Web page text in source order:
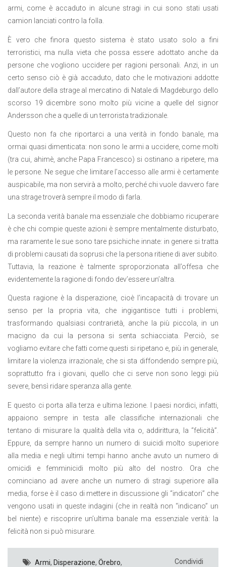
armi, come è accaduto in alcune stragi in cui sono stati usati
camion lanciati contro la folla.
È vero che finora questo sistema è stato usato solo a fini
terroristici, ma nulla vieta che possa essere adottato anche da
persone che vogliono uccidere per ragioni personali. Anzi, in un
certo senso ciò è già accaduto, dato che le motivazioni addotte
dall’autore della strage al mercatino di Natale di Magdeburgo dello
scorso 19 dicembre sono molto più vicine a quelle del signor
Andersson che a quelle di un terrorista tradizionale.
Questo non fa che riportarci a una verità in fondo banale, ma
ormai quasi dimenticata: non sono le armi a uccidere, come molti
(tra cui, ahimè, anche Papa Francesco) si ostinano a ripetere, ma
le persone. Ne segue che limitare l’accesso alle armi è certamente
auspicabile, ma non servirà a molto, perché chi vuole davvero fare
una strage troverà sempre il modo di farla.
La seconda verità banale ma essenziale che dobbiamo ricuperare
è che chi compie queste azioni è sempre mentalmente disturbato,
ma raramente le sue sono tare psichiche innate: in genere si tratta
di problemi causati da soprusi che la persona ritiene di aver subito.
Tuttavia, la reazione è talmente sproporzionata all’offesa che
evidentemente la ragione di fondo dev’essere un’altra.
Questa ragione è la disperazione, cioè l’incapacità di trovare un
senso per la propria vita, che ingigantisce tutti i problemi,
trasformando qualsiasi contrarietà, anche la più piccola, in un
macigno da cui la persona si senta schiacciata. Perciò, se
vogliamo evitare che fatti come questi si ripetano e, più in generale,
limitare la violenza irrazionale, che si sta diffondendo sempre più,
soprattutto fra i giovani, quello che ci serve non sono leggi più
severe, bensì ridare speranza alla gente.
E questo ci porta alla terza e ultima lezione. I paesi nordici, infatti,
appaiono sempre in testa alle classifiche internazionali che
tentano di misurare la qualità della vita o, addirittura, la “felicità”.
Eppure, da sempre hanno un numero di suicidi molto superiore
alla media e negli ultimi tempi hanno anche avuto un numero di
omicidi e femminicidi molto più alto del nostro. Ora che
cominciano ad avere anche un numero di stragi superiore alla
media, forse è il caso di mettere in discussione gli “indicatori” che
vengono usati in queste indagini (che in realtà non “indicano” un
bel niente) e riscoprire un’ultima banale ma essenziale verità: la
felicità non si può misurare.
Armi, Disperazione, Örebro,
Condividi